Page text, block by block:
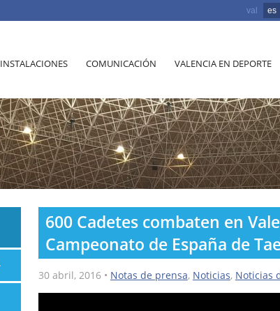
val es
INSTALACIONES COMUNICACIÓN VALENCIA EN DEPORTE
600 Cadetes combaten en
Campeonato de España de
30 abril, 2016• Notas de prensa, Noticias, Noticias